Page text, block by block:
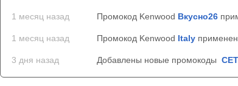
1 месяц назад Промокод Kenwood Вкусно26
1 месяц назад Промокод Kenwood Italy
3 дня назад Добавлены новые промокоды СЕТ